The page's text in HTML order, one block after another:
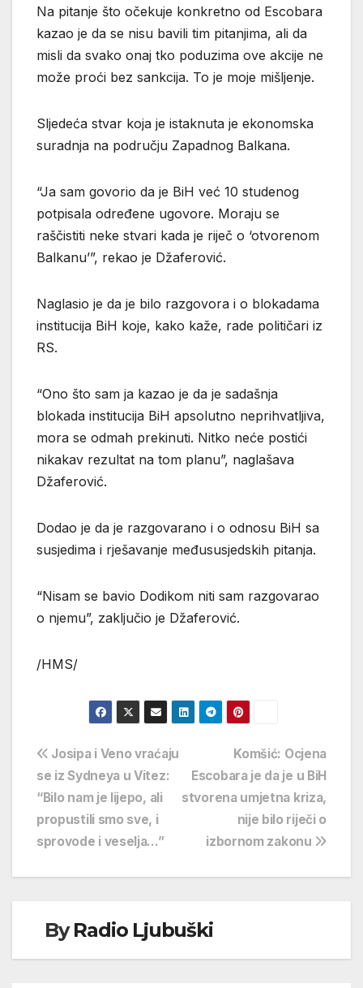
Na pitanje što očekuje konkretno od Escobara
kazao je da se nisu bavili tim pitanjima, ali da
misli da svako onaj tko poduzima ove akcije ne
može proći bez sankcija. To je moje mišljenje.
Sljedeća stvar koja je istaknuta je ekonomska
suradnja na području Zapadnog Balkana.
“Ja sam govorio da je BiH već 10 studenog
potpisala određene ugovore. Moraju se
raščistiti neke stvari kada je riječ o ‘otvorenom
Balkanu’”, rekao je Džaferović.
Naglasio je da je bilo razgovora i o blokadama
institucija BiH koje, kako kaže, rade političari iz
RS.
“Ono što sam ja kazao je da je sadašnja
blokada institucija BiH apsolutno neprihvatljiva,
mora se odmah prekinuti. Nitko neće postići
nikakav rezultat na tom planu”, naglašava
Džaferović.
Dodao je da je razgovarano i o odnosu BiH sa
susjedima i rješavanje međususjedskih pitanja.
“Nisam se bavio Dodikom niti sam razgovarao
o njemu”, zaključio je Džaferović.
/HMS/
Navigacija
objava
Komšić: Ocjena
Escobara je da je u BiH
stvorena umjetna kriza,
nije bilo riječi o
izbornom zakonu
Josipa i Veno vraćaju
se iz Sydneya u Vitez:
“Bilo nam je lijepo, ali
propustili smo sve, i
sprovode i veselja…”
ByRadio Ljubuški